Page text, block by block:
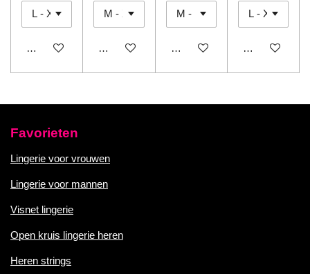
In winkelwagen In winkelwagen In winkelwagen In
Favorieten
Lingerie voor vrouwen
Lingerie voor mannen
Visnet lingerie
Open kruis lingerie heren
Heren strings